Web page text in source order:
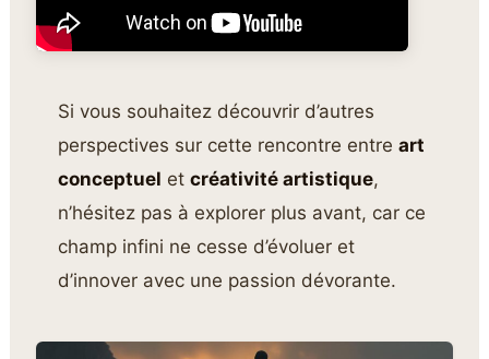
Si vous souhaitez découvrir d’autres
perspectives sur cette rencontre entreart
conceptuel etcréativité artistique,
n’hésitez pas à explorer plus avant, car ce
champ infini ne cesse d’évoluer et
d’innover avec une passion dévorante.